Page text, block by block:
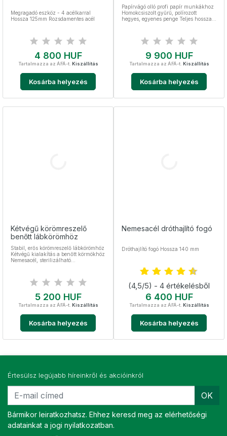
Megragadó eszköz - 4 acélkarral
Hossza 125mm Rozsdamentes acél
Ár
4 800 HUF
Tartalmazza az ÁFÁ-t. Kiszállítás
Kosárba helyezés
Papírvágó olló profi papír munkákhoz
Homokcsiszolt gyűrű, polírozott
hegyes, egyenes penge Teljes hossza
Ár
9 900 HUF
Tartalmazza az ÁFÁ-t. Kiszállítás
Kosárba helyezés
Kétvégű körömreszelő
benőtt lábkörömhöz
Stabil, erős körömreszelő lábkörömhöz
Kétvégű kialakítás a benőtt körmökhöz
Nemesacél, sterilizálható
Ár
5 200 HUF
Tartalmazza az ÁFÁ-t. Kiszállítás
Kosárba helyezés
Nemesacél dróthajlító fogó
Dróthajlító fogó Hossza 140 mm
(4,5/5) - 4 értékelésből
Ár
6 400 HUF
Tartalmazza az ÁFÁ-t. Kiszállítás
Kosárba helyezés
Értesülsz legújabb híreinkről és akcióinkról
OK
Bármikor leiratkozhatsz. Ehhez keresd meg az elérhetőségi
adatainkat a jogi nyilatkozatban.